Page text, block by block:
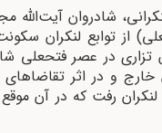
شادروان آیت‌اللّه‌
از توابع لنکران
در عصر فتحعلى
خارج و در اثر
رفت که در آن